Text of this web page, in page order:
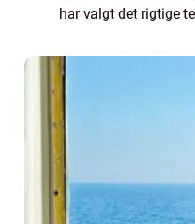
har valgt det rigtige
Desuden er det rart